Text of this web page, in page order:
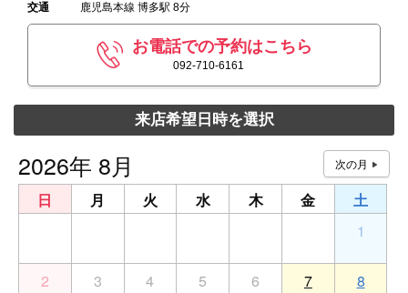
交通
鹿児島本線 博多駅 8分
お電話での予約はこちら
092-710-6161
来店希望日時を選択
2026年 8月
日 月 火 水 木 金
土
1
2 3 4 5 6 7 8